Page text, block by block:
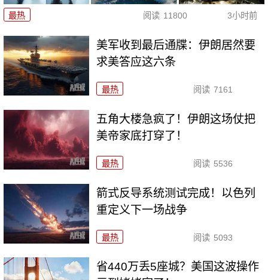
最热 阅读 11800 3小时前
美军收到最后通牒：伊朗居然要
求美答应这六条
最热 阅读 7161
五角大楼急疯了！伊朗这场仗把
美帝家底打穿了！
最热 阅读 5536
箭式反导系统测试完成！以色列
重定义下一场战争
最热 阅读 5093
省440万丢5座城？美国这波操作